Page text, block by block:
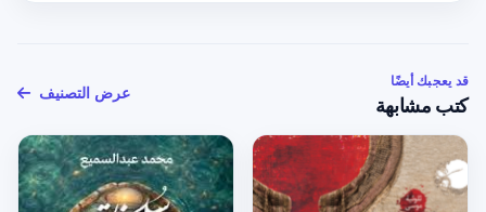
قد يعجبك أيضًا
كتب مشابهة
عرض التصنيف